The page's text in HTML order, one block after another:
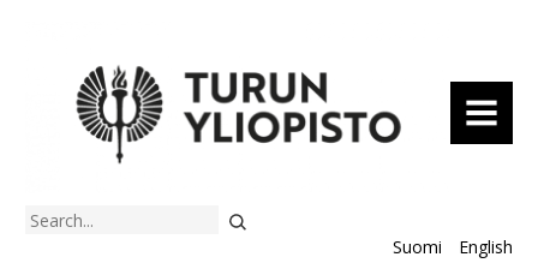
MENU
Search
Suomi
English